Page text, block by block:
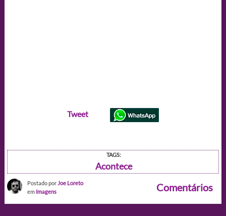
Tweet
TAGS:
Acontece
Postado por Joe Loreto
em Imagens Comentários